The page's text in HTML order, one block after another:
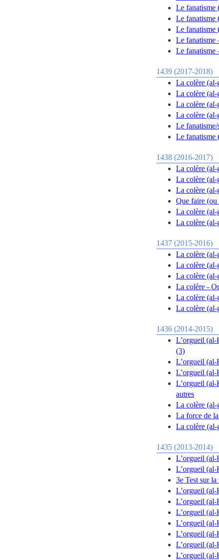
Le fanatisme
Le fanatisme
Le fanatisme
Le fanatisme
Le fanatisme
1439 (2017-2018)
La colère
La colère
La colère
La colère
Le
Le fanatisme
1438 (2016-2017)
La colère (al-
La colère (al-
La colère (al-
Que faire (ou
La colère (al-
La colère (al-
1437 (2015-2016)
La colère (al-
La colère (al-
La colère (al-
La colère -
La colère
La colère (al-
1436 (2014-2015)
L’orgueil (al-
(3)
L’orgueil (al-
L’orgueil (al-
L’orgueil (al-
autres
La colère
La force de
La colère
1435 (2013-2014)
L’orgueil
L’orgueil
3e Test sur
L’orgueil
L’orgueil
L’orgueil
L’orgueil
L’orgueil (al-
L’orgueil (al-
L’orgueil